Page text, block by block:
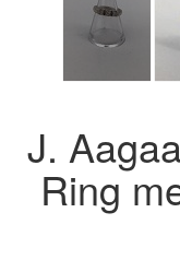
J.
Ring